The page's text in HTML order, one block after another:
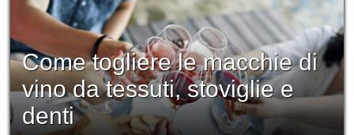
Come togliere le macchie di
vino da tessuti, stoviglie e
denti